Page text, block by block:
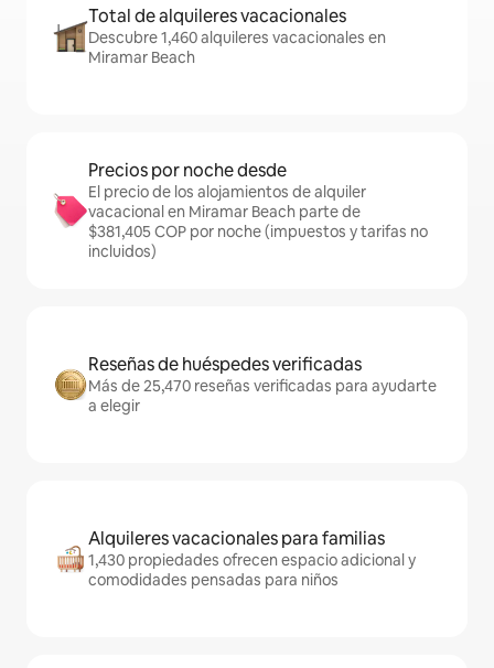
Total de alquileres vacacionales
Descubre 1,460 alquileres vacacionales en
Miramar Beach
Precios por noche desde
El precio de los alojamientos de alquiler
vacacional en Miramar Beach parte de
$381,405 COP por noche (impuestos y tarifas no
incluidos)
Reseñas de huéspedes verificadas
Más de 25,470 reseñas verificadas para ayudarte
a elegir
Alquileres vacacionales para familias
1,430 propiedades ofrecen espacio adicional y
comodidades pensadas para niños